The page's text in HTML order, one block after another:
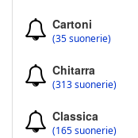
Cartoni
(35 suonerie)
Chitarra
(313 suonerie)
Classica
(165 suonerie)